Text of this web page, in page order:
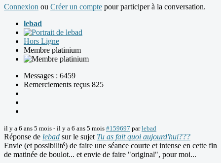
Connexion ou Créer un compte pour participer à la conversation.
lebad
Hors Ligne
Membre platinium
Messages : 6459
Remerciements reçus 825
il y a 6 ans 5 mois - il y a 6 ans 5 mois #159697 parlebad
Réponse de lebad sur le sujet Tu as fait quoi aujourd'hui???
Envie (et possibilité) de faire une séance courte et intense en cette fin
de matinée de boulot... et envie de faire "original", pour moi...